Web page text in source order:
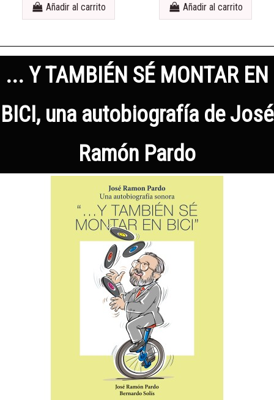
Añadir al carrito Añadir al carrito
... Y TAMBIÉN SÉ MONTAR EN
BICI, una autobiografía de José
Ramón Pardo